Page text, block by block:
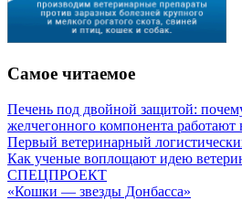
Самое читаемое
Печень под двойной защитой:
желчегонного компонента
Первый ветеринарный
Как ученые воплощают идею
СПЕЦПРОЕКТ
«Кошки — звезды Донбасса»